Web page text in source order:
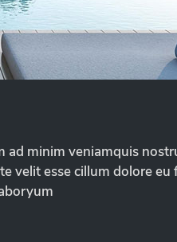
minim veniamquis
velit esse cillum dolore